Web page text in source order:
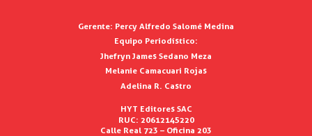
Gerente: Percy Alfredo Salomé Medina
Equipo Periodístico:
Jhefryn James Sedano Meza
Melanie Camacuari Rojas
Adelina R. Castro
HYT Editores SAC
RUC: 20612145220
Calle Real 723 – Oficina 203